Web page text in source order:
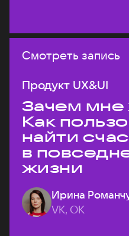
Смотреть запись
Продукт UX&UI
Зачем мне
Как
найти
в
жизни
Ирина
VK, ОК